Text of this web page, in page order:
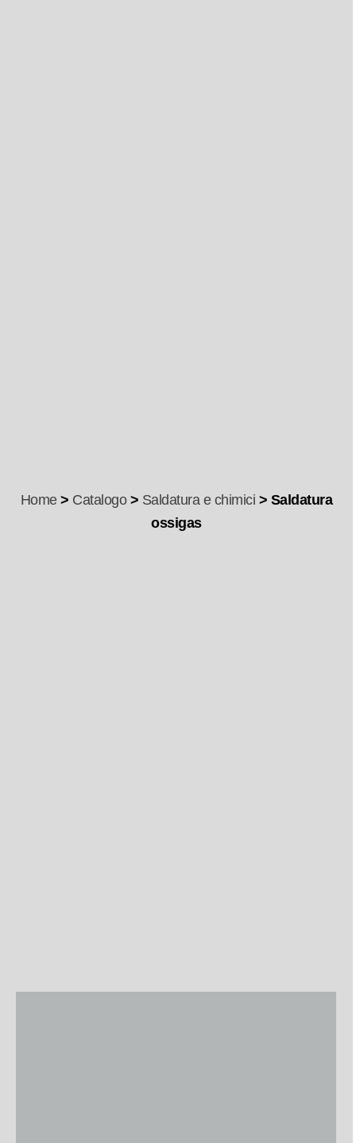
Home> Catalogo > Saldatura e chimici > Saldatura
ossigas